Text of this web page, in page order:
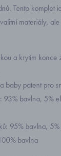
Tento komplet
materiály,
a krytím konce
baby patent pro
93% bavlna, 5%
95% bavlna,
bavlna